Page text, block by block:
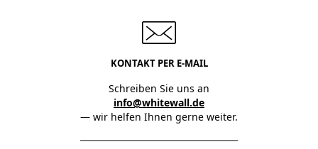
KONTAKT PER E-MAIL
Schreiben Sie uns an
info@whitewall.de
— wir helfen Ihnen gerne weiter.